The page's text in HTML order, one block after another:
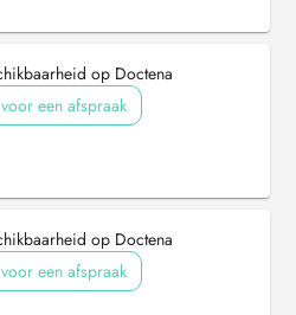
op Doctena
een afspraak
op Doctena
een afspraak